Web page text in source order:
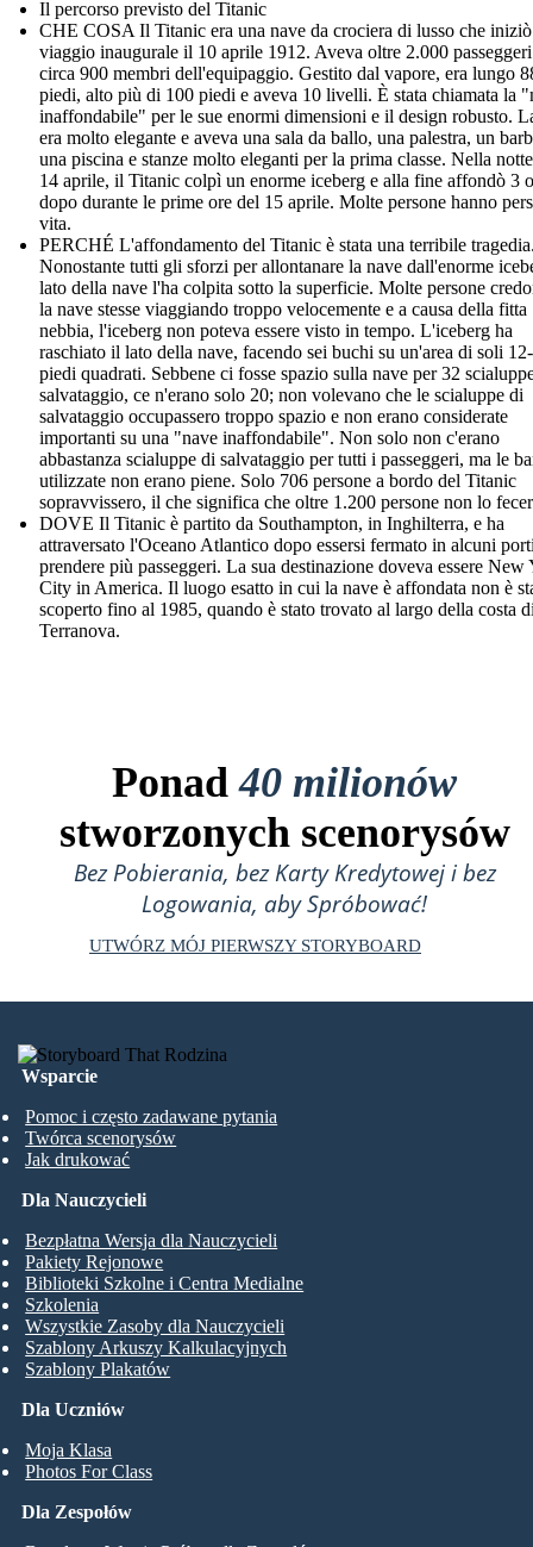
Il percorso previsto del Titanic
CHE COSA Il Titanic era una nave da crociera di lusso che
viaggio inaugurale il 10 aprile 1912. Aveva oltre 2.000
circa 900 membri dell'equipaggio. Gestito dal vapore, era lungo
piedi, alto più di 100 piedi e aveva 10 livelli. È stata chiamata la
inaffondabile" per le sue enormi dimensioni e il design robusto.
era molto elegante e aveva una sala da ballo, una palestra, un
una piscina e stanze molto eleganti per la prima classe. Nella
14 aprile, il Titanic colpì un enorme iceberg e alla fine affondò 3
dopo durante le prime ore del 15 aprile. Molte persone hanno
vita.
PERCHÉ L'affondamento del Titanic è stata una terribile
Nonostante tutti gli sforzi per allontanare la nave dall'enorme
lato della nave l'ha colpita sotto la superficie. Molte persone
la nave stesse viaggiando troppo velocemente e a causa della fitta
nebbia, l'iceberg non poteva essere visto in tempo. L'iceberg ha
raschiato il lato della nave, facendo sei buchi su un'area di soli
piedi quadrati. Sebbene ci fosse spazio sulla nave per 32
salvataggio, ce n'erano solo 20; non volevano che le scialuppe di
salvataggio occupassero troppo spazio e non erano considerate
importanti su una "nave inaffondabile". Non solo non c'erano
abbastanza scialuppe di salvataggio per tutti i passeggeri, ma le
utilizzate non erano piene. Solo 706 persone a bordo del Titanic
sopravvissero, il che significa che oltre 1.200 persone non lo
DOVE Il Titanic è partito da Southampton, in Inghilterra, e ha
attraversato l'Oceano Atlantico dopo essersi fermato in alcuni
prendere più passeggeri. La sua destinazione doveva essere New
City in America. Il luogo esatto in cui la nave è affondata non è
scoperto fino al 1985, quando è stato trovato al largo della costa
Terranova.
Ponad40 milionów
stworzonych scenorysów
Bez Pobierania, bez Karty Kredytowej i bez
Logowania, aby Spróbować!
UTWÓRZ MÓJ PIERWSZY STORYBOARD
Wsparcie
Pomoc i często zadawane pytania
Twórca scenorysów
Jak drukować
Dla Uczniów
Moja Klasa
Photos For Class
Dla Nauczycieli
Bezpłatna Wersja dla Nauczycieli
Pakiety Rejonowe
Biblioteki Szkolne i Centra Medialne
Szkolenia
Wszystkie Zasoby dla Nauczycieli
Szablony Arkuszy Kalkulacyjnych
Szablony Plakatów
Dla Zespołów